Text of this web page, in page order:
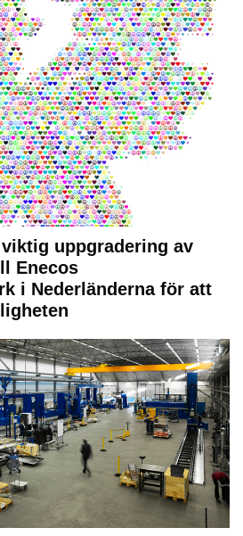
uppgradering av
Enecos
i Nederländerna för att